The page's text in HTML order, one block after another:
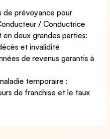
de prévoyance pour
/ Conductrice
deux grandes parties:
et invalidité
de revenus garantis à
temporaire :
de franchise et le taux